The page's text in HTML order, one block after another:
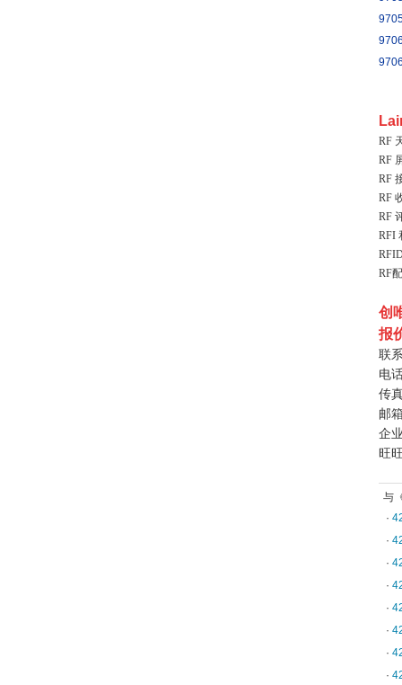
RF
RF
RF
RF
RF
RFI
RF
创
报
联
电
传
邮
企
旺
与
·
·
·
·
·
·
·
·